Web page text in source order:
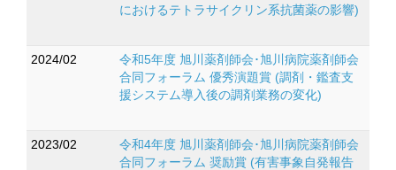
におけるテトラサイクリン系抗菌薬の影響)
2024/02
令和5年度 旭川薬剤師会･旭川病院薬剤師会
合同フォーラム 優秀演題賞 (調剤・鑑査支
援システム導入後の調剤業務の変化)
2023/02
令和4年度 旭川薬剤師会･旭川病院薬剤師会
合同フォーラム 奨励賞 (有害事象自発報告